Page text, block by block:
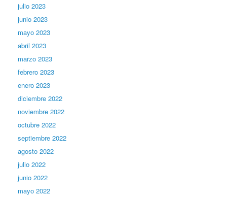
julio 2023
junio 2023
mayo 2023
abril 2023
marzo 2023
febrero 2023
enero 2023
diciembre 2022
noviembre 2022
octubre 2022
septiembre 2022
agosto 2022
julio 2022
junio 2022
mayo 2022